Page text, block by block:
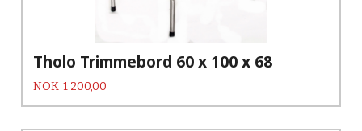
Tholo Trimmebord 60 x 100 x 68
Pris
NOK 1 200,00